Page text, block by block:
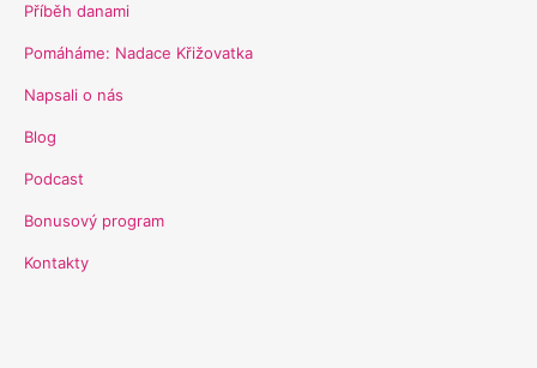
Příběh danami
Pomáháme: Nadace Křižovatka
Napsali o nás
Blog
Podcast
Bonusový program
Kontakty